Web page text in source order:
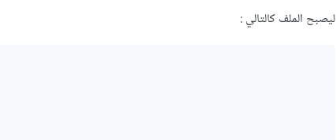
ليصبح الملف كالتالي: